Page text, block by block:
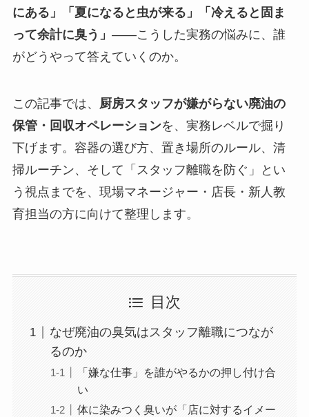
にある」「夏になると虫が来る」「冷えると固ま
って余計に臭う」 ——こうした実務の悩みに、誰
がどうやって答えていくのか。
この記事では、
厨房スタッフが嫌がらない廃油の
保管・回収オペレーションを、実務レベルで掘り
下げます。容器の選び方、置き場所のルール、清
掃ルーチン、そして「スタッフ離職を防ぐ」とい
う視点までを、現場マネージャー・店長・新人教
育担当の方に向けて整理します。
目次
なぜ廃油の臭気はスタッフ離職につなが
るのか
「嫌な仕事」を誰がやるかの押し付け合
い
体に染みつく臭いが「店に対するイメー